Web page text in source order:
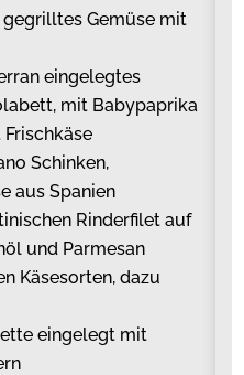
Gemüse mit
eingelegtes
mit Babypaprika
Schinken,
aus Spanien
Rinderfilet auf
und Parmesan
Käsesorten, dazu
eingelegt mit